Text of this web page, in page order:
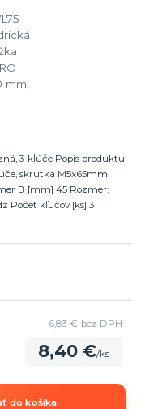
3 kľúče Popis produktu
skrutka M5x65mm
B [mm] 45 Rozmer:
Počet kľúčov [ks] 3
8,40 €/ks
6,83 € bez DPH
do košíka